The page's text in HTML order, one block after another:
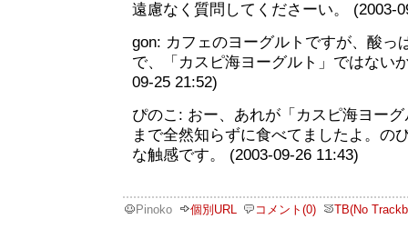
遠慮なく質問してくださーい。 (2003-
gon: カフェのヨーグルトですが、酸っ
で、「カスピ海ヨーグルト」ではない
09-25 21:52)
ぴのこ: おー、あれが「カスピ海ヨー
まで全然知らずに食べてましたよ。の
な触感です。 (2003-09-26 11:43)
Pinoko 個別URL コメント(0) TB(No